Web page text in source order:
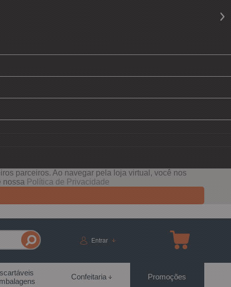
parceiros. Ao navegar pela loja virtual, você nos
nossaPolítica de Privacidade
Entrar
Confeitaria Promoções